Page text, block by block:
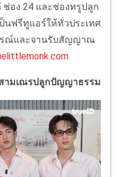
ช่อง 24 และช่องทรูปลูก
นฟรีทูแอร์ให้ทั่วประเทศ
รณ์และจานรับสัญญาณ
ามเณรปลูกปัญญาธรรม